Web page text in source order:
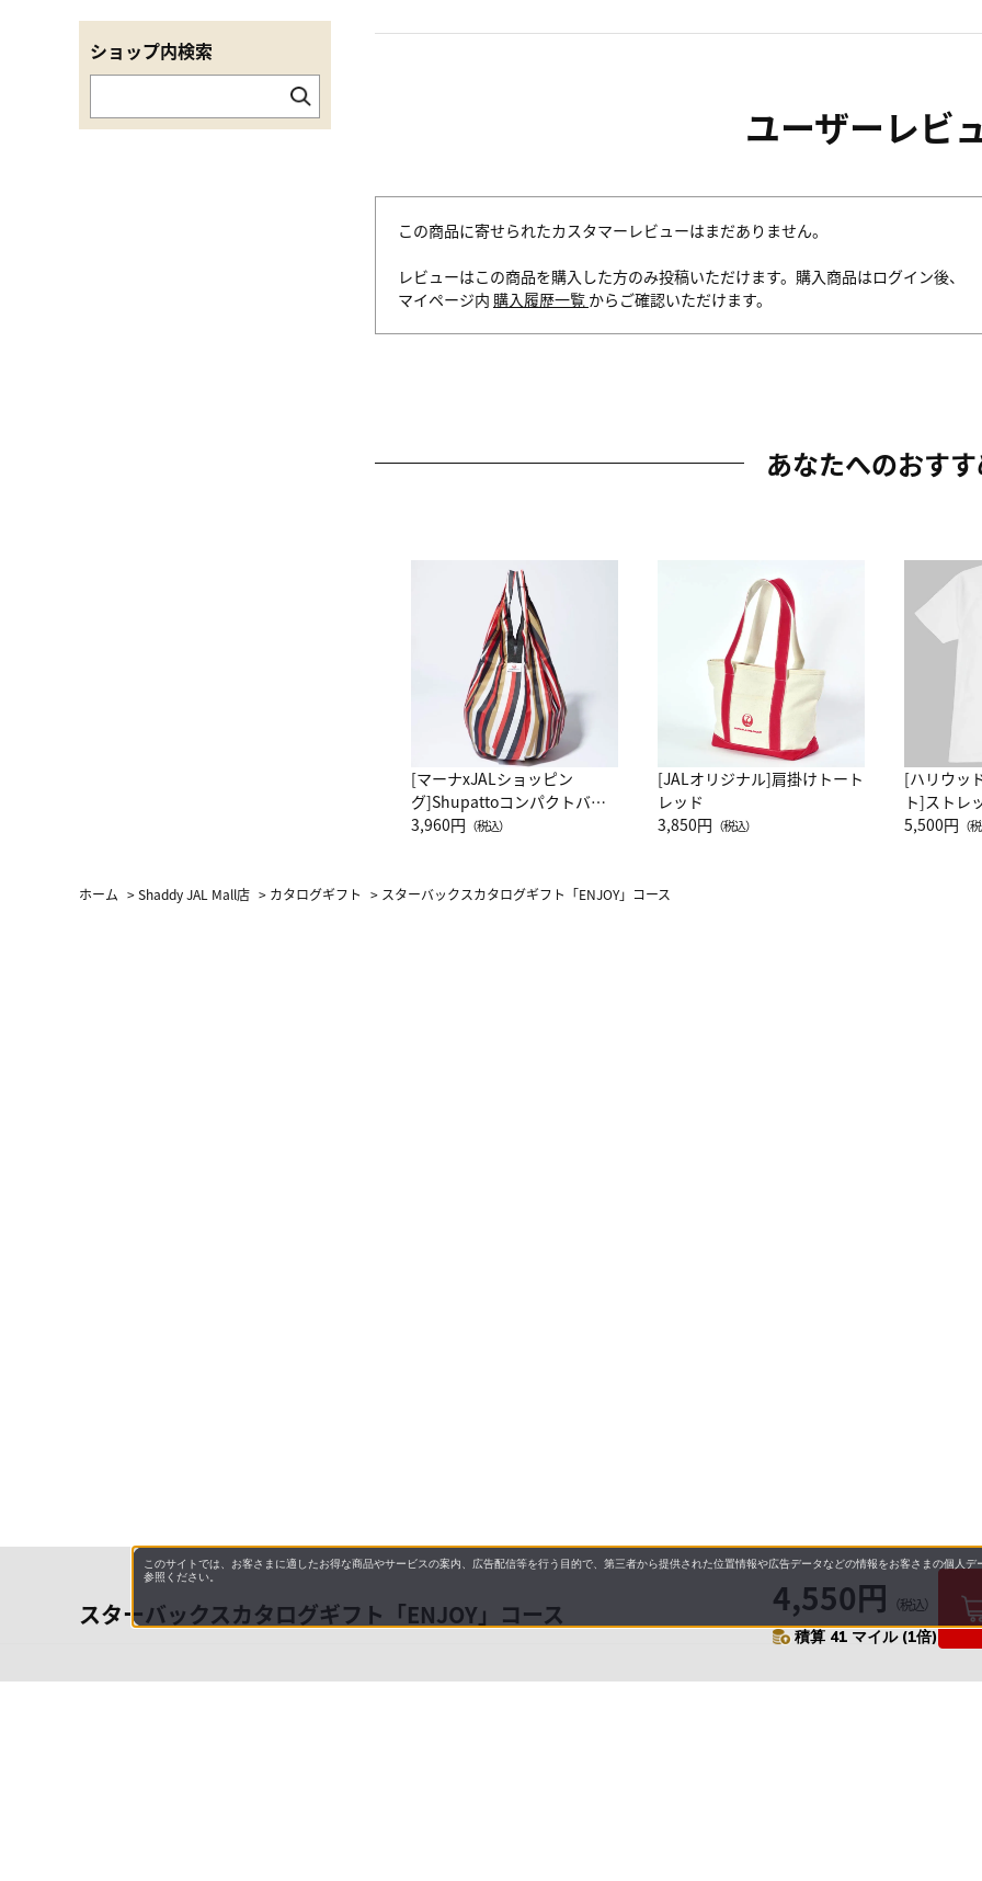
スターバックスカタログギフト「ENJOY」コース 4,550円 （税込）
積算 41 マイル (1倍)
ユーザーレビ
この商品に寄せられたカスタマーレビューはまだありません。
レビューはこの商品を購入した方のみ投稿いただけます。購入商品はログイン後、
マイページ内 購入履歴一覧 からご確認いただけます。
あなたへのおす
[マーナxJALショッピン
グ]Shupattoコンパクトバッ
グ Drop JAL客室乗務員
3,960円 （税込）
[JALオリジナル]肩掛けトート
レッド
3,850円 （税込）
[ハリウッ
ト]ストレ
ーネック別
5,500円 （
ショップ内検索
ホーム >Shaddy JAL Mall店 > カタログギフト > スターバックスカタログギフト「ENJOY」コース
このサイトでは、お客さまに適したお得な商品やサービスの案内、広告配信等を行う目的で、第三者から提供された位置情報や広告データなどの情報をお客さまの個人デ
参照ください。